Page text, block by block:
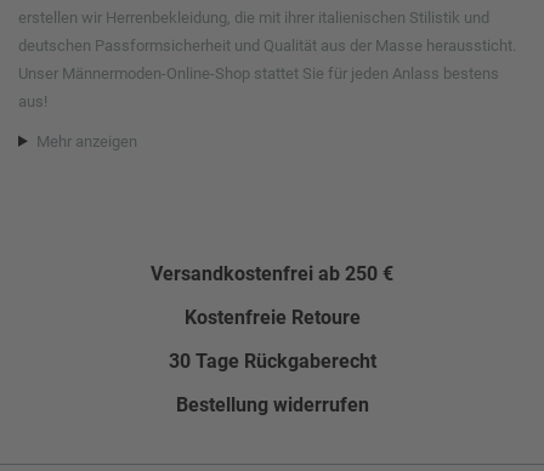
erstellen wir Herrenbekleidung, die mit ihrer italienischen Stilistik und
deutschen Passformsicherheit und Qualität aus der Masse heraussticht.
Unser Männermoden-Online-Shop stattet Sie für jeden Anlass bestens
aus!
Mehr anzeigen
Versandkostenfrei ab 250 €
Kostenfreie Retoure
30 Tage Rückgaberecht
Bestellung widerrufen